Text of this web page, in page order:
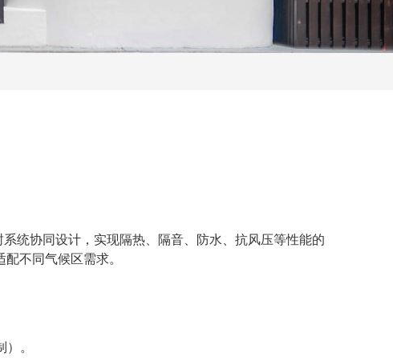
统协同设计，实现隔热、隔音、防水、抗风压等性能的
不同气候区需求。
。